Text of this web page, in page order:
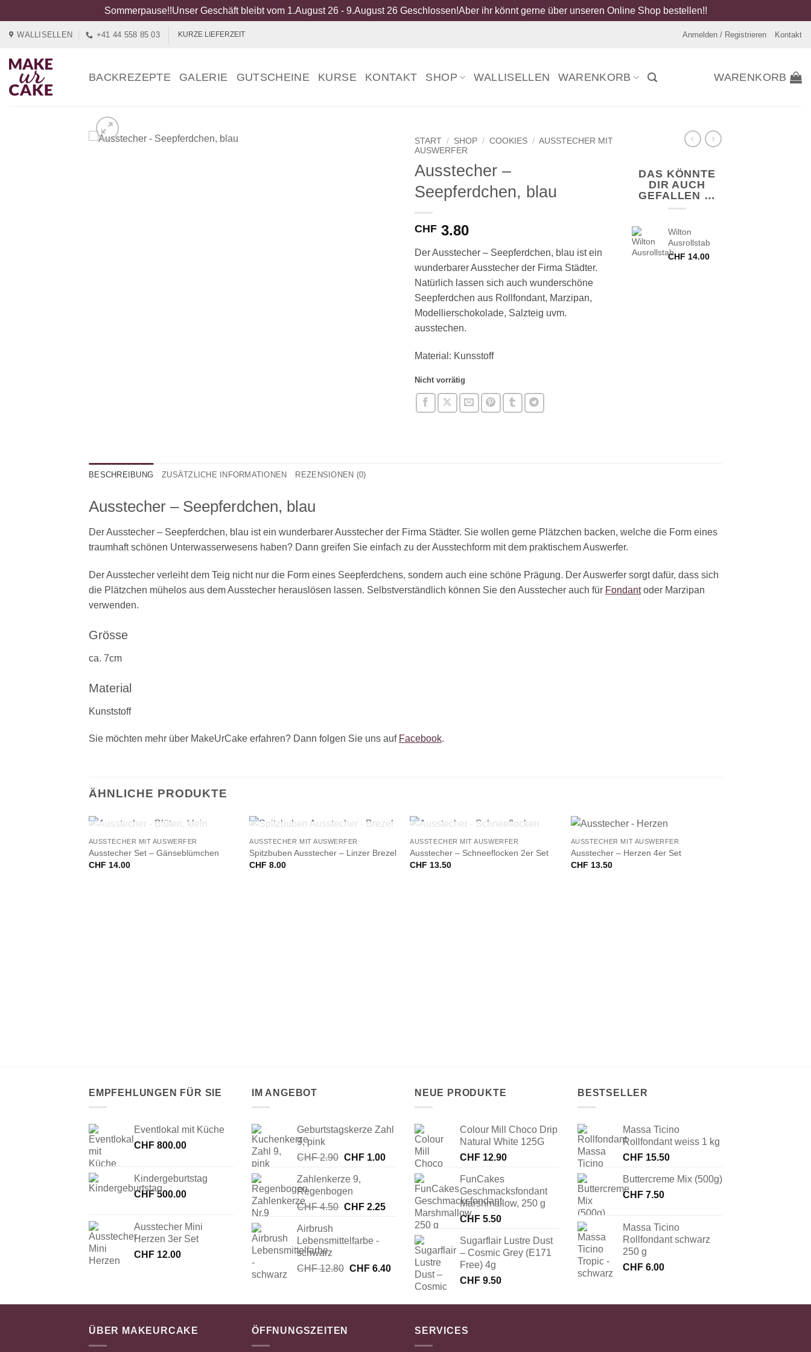
Sommerpause!!Unser Geschäft bleibt vom 1.August 26 - 9.August 26 Geschlossen!Aber ihr könnt gerne über unseren Online Shop bestellen!!
springen
WALLISELLEN +41 44 558 85 03 KURZE LIEFERZEIT Anmelden / Registrieren Kontakt
BACKREZEPTE GALERIE GUTSCHEINE KURSE KONTAKT SHOP WALLISELLEN WARENKORB WARENKORB
START / SHOP / COOKIES / AUSSTECHER MIT
AUSWERFER
Ausstecher –
Seepferdchen, blau
CHF 3.80
Der Ausstecher – Seepferdchen, blau ist ein
wunderbarer Ausstecher der Firma Städter.
Natürlich lassen sich auch wunderschöne
Seepferdchen aus Rollfondant, Marzipan,
Modellierschokolade, Salzteig uvm.
ausstechen.
Material: Kunsstoff
Nicht vorrätig
DAS KÖNNTE
DIR AUCH
GEFALLEN …
Wilton
Ausrollstab
CHF 14.00
BESCHREIBUNG ZUSÄTZLICHE INFORMATIONEN REZENSIONEN (0)
Ausstecher – Seepferdchen, blau
Der Ausstecher – Seepferdchen, blau ist ein wunderbarer Ausstecher der Firma Städter. Sie wollen gerne Plätzchen backen, welche die Form eines
traumhaft schönen Unterwasserwesens haben? Dann greifen Sie einfach zu der Ausstechform mit dem praktischem Auswerfer.
Der Ausstecher verleiht dem Teig nicht nur die Form eines Seepferdchens, sondern auch eine schöne Prägung. Der Auswerfer sorgt dafür, dass sich
die Plätzchen mühelos aus dem Ausstecher herauslösen lassen. Selbstverständlich können Sie den Ausstecher auch für Fondantoder Marzipan
verwenden.
Grösse
ca. 7cm
Material
Kunststoff
Sie möchten mehr über MakeUrCake erfahren? Dann folgen Sie uns auf Facebook.
ÄHNLICHE PRODUKTE
NICHT VORRÄTIG
AUSSTECHER MIT AUSWERFER
Ausstecher Set – Gänseblümchen
CHF 14.00
+
NICHT VORRÄTIG
AUSSTECHER MIT AUSWERFER
Spitzbuben Ausstecher – Linzer Brezel
CHF 8.00
NICHT VORRÄTIG
AUSSTECHER MIT AUSWERFER
Ausstecher – Schneeflocken 2er Set
CHF 13.50
AUSSTECHER MIT AUSWERFER
Ausstecher – Herzen 4er Set
CHF 13.50
EMPFEHLUNGEN FÜR SIE
Eventlokal mit Küche
CHF 800.00
Kindergeburtstag
CHF500.00
Ausstecher Mini
Herzen 3er Set
CHF 12.00
IM ANGEBOT
Geburtstagskerze Zahl
9, pink
CHF2.90 Ursprünglicher
war:
CHF 2.90
CHF1.00Aktueller
CHF 1.00.
Zahlenkerze 9,
Regenbogen
CHF4.50 Ursprünglicher
CHF 4.50
CHF2.25Aktueller
CHF 2.25.
Airbrush
Lebensmittelfarbe -
schwarz
CHF12.80 Ursprünglicher
CHF 12.80
CHF6.40Aktueller
CHF 6.40.
NEUE PRODUKTE
Colour Mill Choco Drip
Natural White 125G
CHF 12.90
FunCakes
Geschmacksfondant
Marshmallow, 250 g
CHF 5.50
Sugarflair Lustre Dust
– Cosmic Grey (E171
Free) 4g
CHF 9.50
BESTSELLER
Massa Ticino
Rollfondant weiss 1 kg
CHF 15.50
Buttercreme Mix (500g)
CHF 7.50
Massa Ticino
Rollfondant schwarz
250 g
CHF 6.00
ÜBER MAKEURCAKE ÖFFNUNGSZEITEN SERVICES